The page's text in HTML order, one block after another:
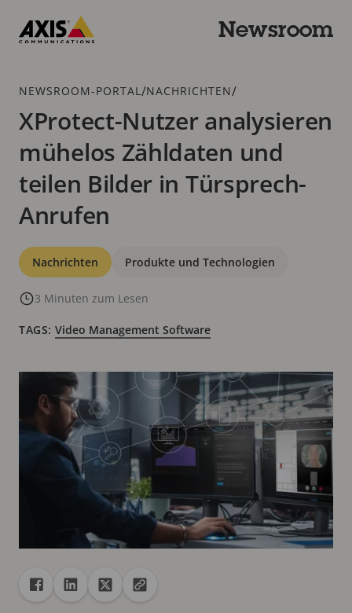
Hauptinhalt
springen
Newsroom
Breadcrumb
NEWSROOM-PORTAL /NACHRICHTEN/
XProtect-Nutzer analysieren
mühelos Zähldaten und
teilen Bilder in Türsprech-
Anrufen
Kategorien
Nachrichten Produkte und Technologien
3 Minuten zum Lesen
TAGS: Video Management Software
Freigabe
Teilen auf Facebook
Teilen auf Linkedin
Teilen auf XURL in die Zwischenablage kopieren